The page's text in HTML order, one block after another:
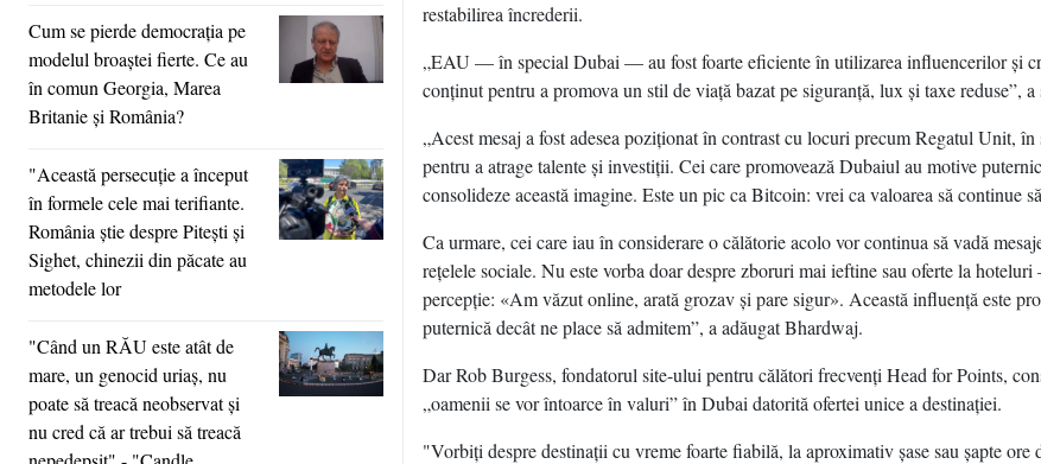
Cum se pierde democraţia pe
modelul broaştei fierte. Ce au
în comun Georgia, Marea
Britanie şi România?
"Această persecuţie a început
în formele cele mai terifiante.
România ştie despre Piteşti şi
Sighet, chinezii din păcate au
metodele lor
"Când un RĂU este atât de
mare, un genocid uriaş, nu
poate să treacă neobservat şi
nu cred că ar trebui să treacă
restabilirea încrederii.
„EAU — în special Dubai — au fost foarte eficiente în utilizarea influencerilor şi
conţinut pentru a promova un stil de viaţă bazat pe siguranţă, lux şi taxe reduse”, a
„Acest mesaj a fost adesea poziţionat în contrast cu locuri precum Regatul Unit,
pentru a atrage talente şi investiţii. Cei care promovează Dubaiul au motive
consolideze această imagine. Este un pic ca Bitcoin: vrei ca valoarea să continue
Ca urmare, cei care iau în considerare o călătorie acolo vor continua să vadă
reţelele sociale. Nu este vorba doar despre zboruri mai ieftine sau oferte la
percepţie: «Am văzut online, arată grozav şi pare sigur». Această influenţă este
puternică decât ne place să admitem”, a adăugat Bhardwaj.
Dar Rob Burgess, fondatorul site-ului pentru călători frecvenţi Head for Points,
„oamenii se vor întoarce în valuri” în Dubai datorită ofertei unice a destinaţiei.
"Vorbiţi despre destinaţii cu vreme foarte fiabilă, la aproximativ şase sau şapte ore